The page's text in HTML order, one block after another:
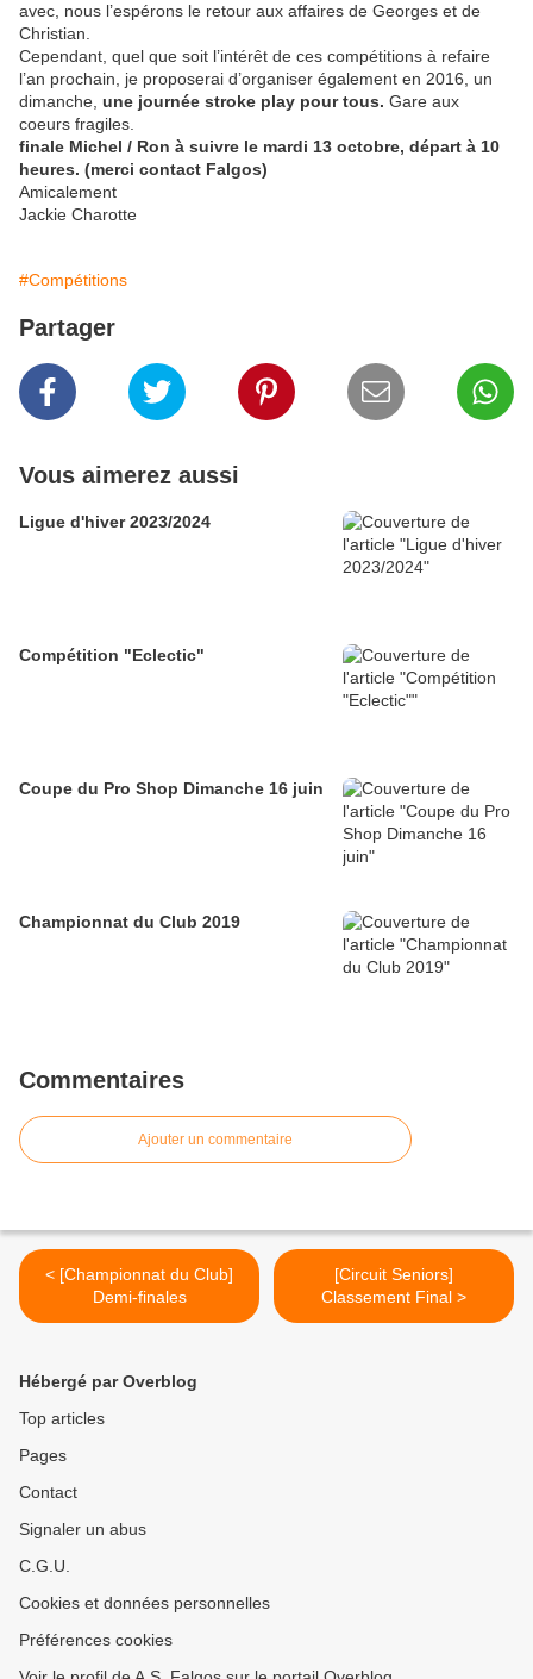
avec, nous l’espérons le retour aux affaires de Georges et de
Christian.
Cependant, quel que soit l’intérêt de ces compétitions à refaire
l’an prochain, je proposerai d’organiser également en 2016, un
dimanche, une journée stroke play pour tous. Gare aux
coeurs fragiles.
finale Michel / Ron à suivre le mardi 13 octobre, départ à 10
heures. (merci contact Falgos)
Amicalement
Jackie Charotte
#Compétitions
Partager
Vous aimerez aussi
Ligue d'hiver 2023/2024
Compétition "Eclectic"
Coupe du Pro Shop Dimanche 16 juin
Championnat du Club 2019
Commentaires
Ajouter un commentaire
< [Championnat du Club]
Demi-finales
[Circuit Seniors]
Classement Final >
Hébergé par Overblog
Top articles
Pages
Contact
Signaler un abus
C.G.U.
Cookies et données personnelles
Préférences cookies